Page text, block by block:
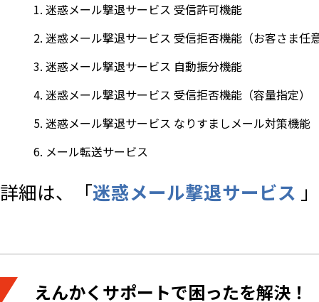
迷惑メール撃退サービス 受信許可機能
迷惑メール撃退サービス 受信拒否機能（お客さま任
迷惑メール撃退サービス 自動振分機能
迷惑メール撃退サービス 受信拒否機能（容量指定）
迷惑メール撃退サービス なりすましメール対策機能
メール転送サービス
詳細は、「迷惑メール撃退サービス
えんかくサポートで困ったを解決！